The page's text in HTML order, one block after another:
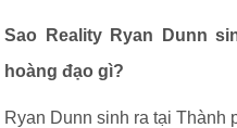
Sao Reality Ryan Dunn
hoàng đạo gì?
Ryan Dunn sinh ra tại Thành